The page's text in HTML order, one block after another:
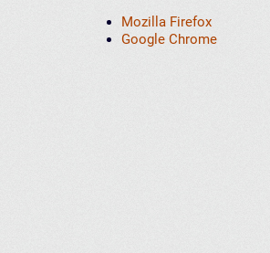
Mozilla Firefox
Google Chrome